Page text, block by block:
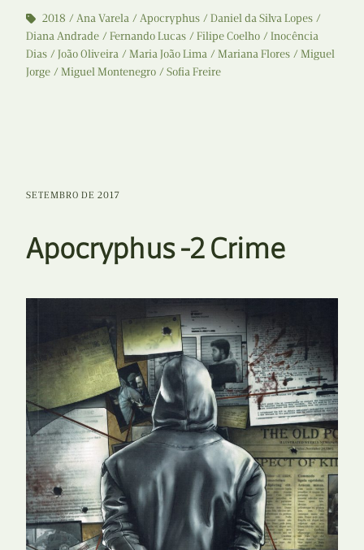
2018
Ana Varela Apocryphus
Daniel da Silva Lopes
Diana Andrade
Fernando Lucas Filipe Coelho
Inocência
Dias
João Oliveira Maria João Lima Mariana Flores
Miguel
Jorge
Miguel Montenegro Sofia Freire
SETEMBRO DE 2017
Apocryphus -2 Crime